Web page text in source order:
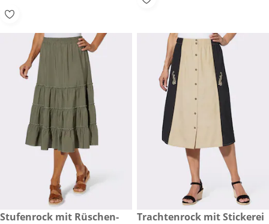
CHF 49.-
Stufenrock mit Rüschen-
reduzierter Preis CHF 35.-,
-49%
Trachtenrock mit Stickerei